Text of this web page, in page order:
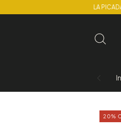
LA PICADA PARA LA
20%